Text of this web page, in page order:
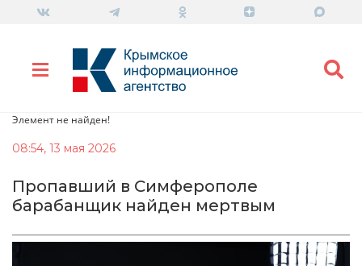
Элемент не найден!
08:54, 13 мая 2026
Пропавший в Симферополе
барабанщик найден мертвым